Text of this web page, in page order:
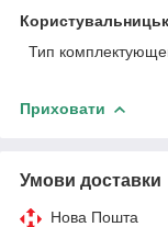
Тип
Приховати
Умови доставки
Нова Пошта